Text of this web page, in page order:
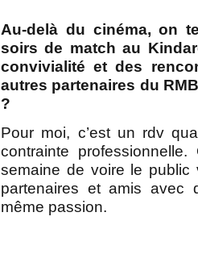
Au-delà du cinéma, on
soirs de match au
convivialité et des
autres partenaires du
?
Pour moi, c’est un rdv
contrainte
semaine de voire le public
partenaires et amis avec
même passion.